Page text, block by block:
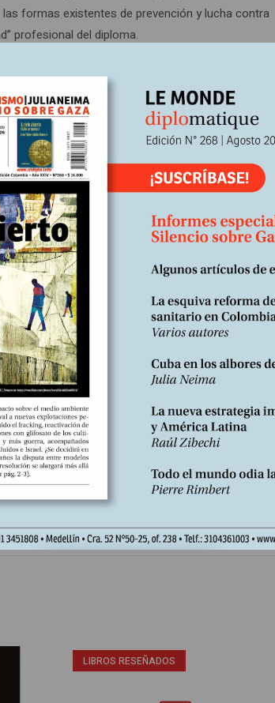
formas existentes de prevención y lucha contra
profesional del diploma.
la inteligencia, por lo general dirigidas por
un curso impartido por Philippe Hayez y Jean-
Otros institutos de estudios políticos siguieron el
desdibujamiento de las fronteras no es una
el de los Estudios de Inteligencia (IS, por su sigla
de cursos de formación junto con diplomas
LIBROS RESEÑADOS